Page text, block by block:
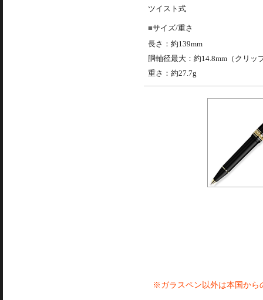
ツイスト式
サイズ/重さ
長さ：約139mm
胴軸径最大：約14.8mm（クリッ
重さ：約27.7g
※ガラスペン以外は本国から